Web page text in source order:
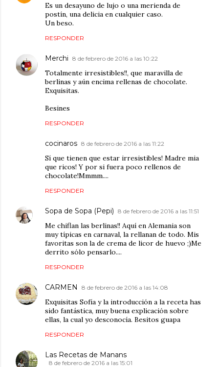
Es un desayuno de lujo o una merienda de
postín, una delicia en cualquier caso.
Un beso.
RESPONDER
Merchi 8 de febrero de 2016 a las 10:22
Totalmente irresistibles!!, que maravilla de
berlinas y aún encima rellenas de chocolate.
Exquisitas.
Besines
RESPONDER
cocinaros 8 de febrero de 2016 a las 11:22
Sí que tienen que estar irresistibles! Madre mia
que ricos! Y por si fuera poco rellenos de
chocolate!Mmmm....
RESPONDER
Sopa de Sopa (Pepi) 8 de febrero de 2016 a las 11:51
Me chiflan las berlinas!! Aquí en Alemania son
muy típicas en carnaval, la rellanan de todo. Mis
favoritas son la de crema de licor de huevo ;)Me
derrito sólo pensarlo....
RESPONDER
CARMEN 8 de febrero de 2016 a las 14:08
Exquisitas Sofía y la introducción a la receta has
sido fantástica, muy buena explicación sobre
ellas, la cual yo desconocía. Besitos guapa
RESPONDER
Las Recetas de Manans
8 de febrero de 2016 a las 15:01